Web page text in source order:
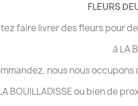
FLEURS
faire livrer des fleurs pour
à LA
nous nous occupons
BOUILLADISSE ou bien de